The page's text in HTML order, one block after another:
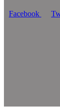
Facebook